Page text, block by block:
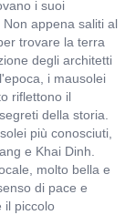
i suoi
appena saliti al
trovare la terra
degli architetti
i mausolei
riflettono il
della storia.
più conosciuti,
e Khai Dinh.
molto bella e
di pace e
il piccolo